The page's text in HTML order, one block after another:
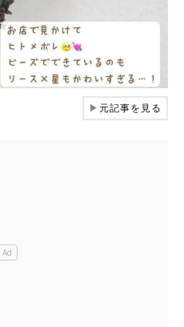
▶元記事を見る